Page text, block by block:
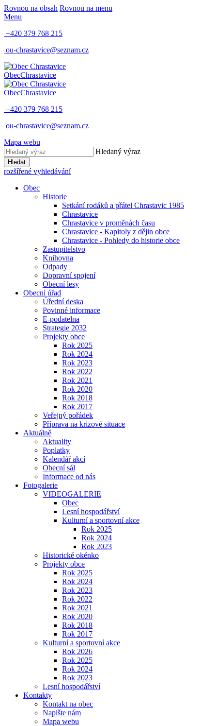
Rovnou na obsah Rovnou na menu
Menu
+420 379 768 215
ou-chrastavice@seznam.cz
ObecChrastavice
ObecChrastavice
+420 379 768 215
ou-chrastavice@seznam.cz
Mapa webu
Hledaný výraz
Hledat
rozšířené vyhledávání
Obec
Historie
Setkání rodáků a přátel Chrastavic 1985
Chrastavice
Chrastavice v proměnách času
Chrastavice - Kapitoly z dějin obce
Chrastavice - Pohledy do historie obce
Zastupitelstvo
Knihovna
Odpady
Dopravní spojení
Obecní lesy
Obecní úřad
Úřední deska
Povinné informace
E-podatelna
Strategie 2032
Projekty obce
Rok 2025
Rok 2024
Rok 2023
Rok 2022
Rok 2021
Rok 2020
Rok 2018
Rok 2017
Veřejný pořádek
Příprava na krizové situace
Aktuálně
Aktuality
Poplatky
Kalendář akcí
Obecní sál
Informace od nás
Fotogalerie
VIDEOGALERIE
Obec
Lesní hospodářství
Kulturní a sportovní akce
Rok 2025
Rok 2024
Rok 2023
Historické okénko
Projekty obce
Rok 2025
Rok 2024
Rok 2023
Rok 2022
Rok 2021
Rok 2020
Rok 2018
Rok 2017
Kulturní a sportovní akce
Rok 2026
Rok 2025
Rok 2024
Rok 2023
Lesní hospodářství
Kontakty
Kontakt na obec
Napište nám
Mapa webu